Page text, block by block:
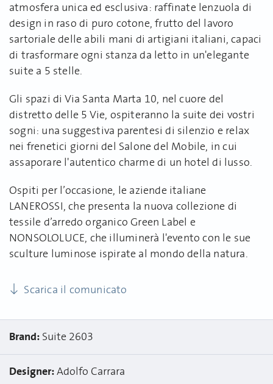
atmosfera unica ed esclusiva: raffinate lenzuola di
design in raso di puro cotone, frutto del lavoro
sartoriale delle abili mani di artigiani italiani, capaci
di trasformare ogni stanza da letto in un'elegante
suite a 5 stelle.
Gli spazi di Via Santa Marta 10, nel cuore del
distretto delle 5 Vie, ospiteranno la suite dei vostri
sogni: una suggestiva parentesi di silenzio e relax
nei frenetici giorni del Salone del Mobile, in cui
assaporare l'autentico charme di un hotel di lusso.
Ospiti per l’occasione, le aziende italiane
LANEROSSI, che presenta la nuova collezione di
tessile d’arredo organico Green Label e
NONSOLOLUCE, che illuminerà l'evento con le sue
sculture luminose ispirate al mondo della natura.
Scarica il comunicato
Brand: Suite 2603
Designer: Adolfo Carrara